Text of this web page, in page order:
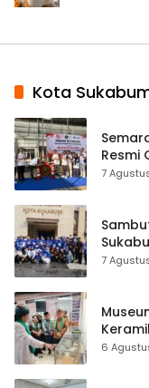
Kota
Resmi
7
ASRI
7
6